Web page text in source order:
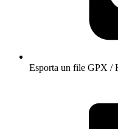
Esporta un file GPX /